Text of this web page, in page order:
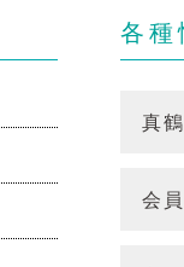
各種
真
会